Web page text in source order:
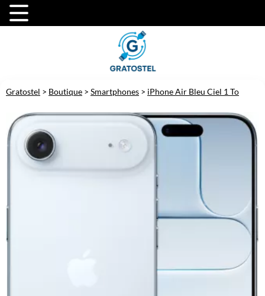
Gratostel > Boutique > Smartphones > iPhone Air Bleu Ciel 1 To